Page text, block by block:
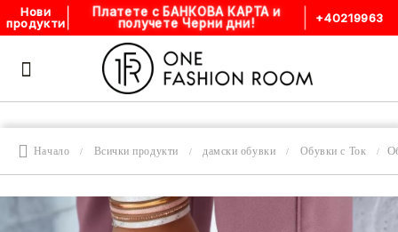
Нови
продукти
Платете с БАНКОВА КАРТА и
получете Черни дни! +40219963
Начало Всички продукти дамски обувки Обувки с Ток